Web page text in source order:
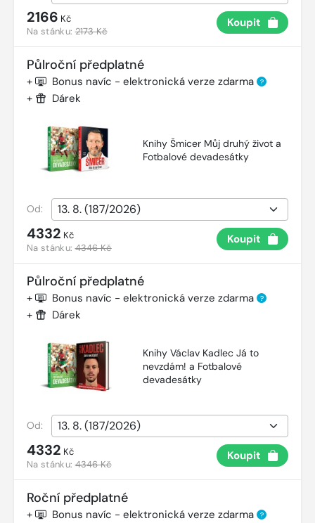
2166 Kč
Na stánku:2173 Kč
Koupit
Půlroční předplatné
+ Bonus navíc - elektronická verze zdarma ?
+ Dárek
Knihy Šmicer Můj druhý život a
Fotbalové devadesátky
Od:
4332 Kč
Na stánku:4346 Kč
Koupit
Půlroční předplatné
+ Bonus navíc - elektronická verze zdarma ?
+ Dárek
Knihy Václav Kadlec Já to
nevzdám! a Fotbalové
devadesátky
Od:
4332 Kč
Na stánku:4346 Kč
Koupit
Roční předplatné
+ Bonus navíc - elektronická verze zdarma ?